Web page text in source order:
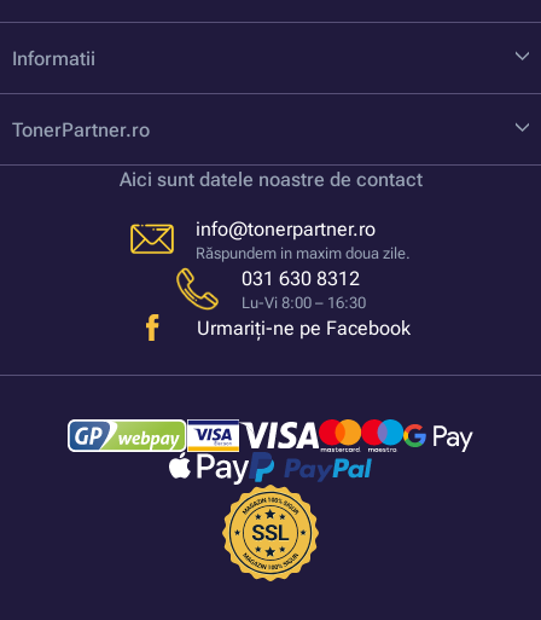
Informatii
TonerPartner.ro
Aici sunt datele noastre de contact
info@tonerpartner.ro
Răspundem in maxim doua zile.
031 630 8312
Lu-Vi 8:00 – 16:30
Urmariți-ne pe Facebook